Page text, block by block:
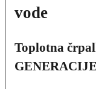
vode
Toplotna